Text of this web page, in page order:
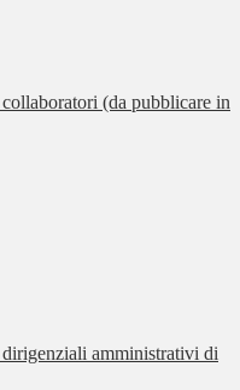
(da pubblicare in
amministrativi di